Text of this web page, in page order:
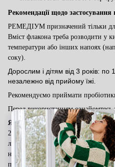
Рекомендації щодо застосування
РЕМЕДІУМ призначений тільки
Вміст флакона треба розводити у
температури або інших напоях
соку).
Дорослим і дітям від 3 років:
незалежно від прийому їжі.
Рекомендуємо приймати
Перед використанням ознайомтесь
Як довго приймати пробіотик:
2 тижні.За потреби курс можна
лікарем. Важливо пам'ятати, що
не лише під час
підтримки мікрофлори, особливо